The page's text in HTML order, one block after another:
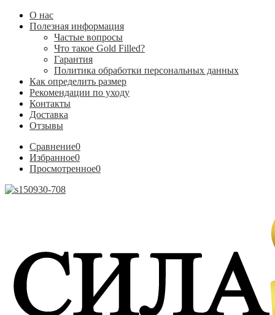
О нас
Полезная информация
Частые вопросы
Что такое Gold Filled?
Гарантия
Политика обработки персональных данных
Как определить размер
Рекомендации по уходу
Контакты
Доставка
Отзывы
Сравнение0
Избранное0
Просмотренное0